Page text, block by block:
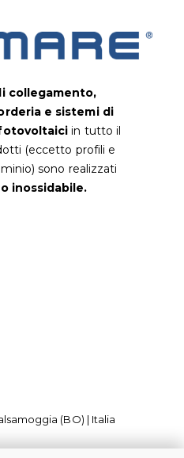
collegamento,
e sistemi di
i in tutto il
(eccetto profili e
sono realizzati
inossidabile.
(BO) | Italia